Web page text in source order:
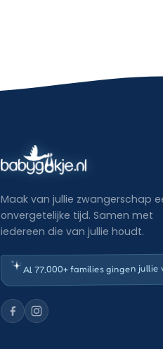
Maak van jullie zwangerschap
onvergetelijke tijd. Samen met
iedereen die van jullie houdt.
Al 77.000+ families gingen jullie